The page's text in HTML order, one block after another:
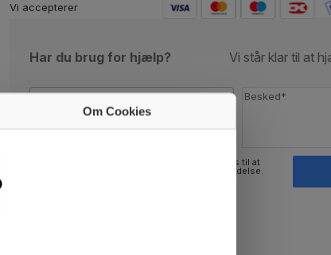
Vi accepterer
Har du brug for hjælp? Vi står klar til at
Jeg accepterer, at mine oplysninger bruges til at
kontakte mig i forbindelse med min henvendelse.
Om Cookies